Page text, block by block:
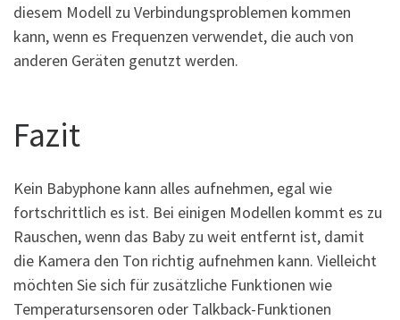
diesem Modell zu Verbindungsproblemen kommen
kann, wenn es Frequenzen verwendet, die auch von
anderen Geräten genutzt werden.
Fazit
Kein Babyphone kann alles aufnehmen, egal wie
fortschrittlich es ist. Bei einigen Modellen kommt es zu
Rauschen, wenn das Baby zu weit entfernt ist, damit
die Kamera den Ton richtig aufnehmen kann. Vielleicht
möchten Sie sich für zusätzliche Funktionen wie
Temperatursensoren oder Talkback-Funktionen